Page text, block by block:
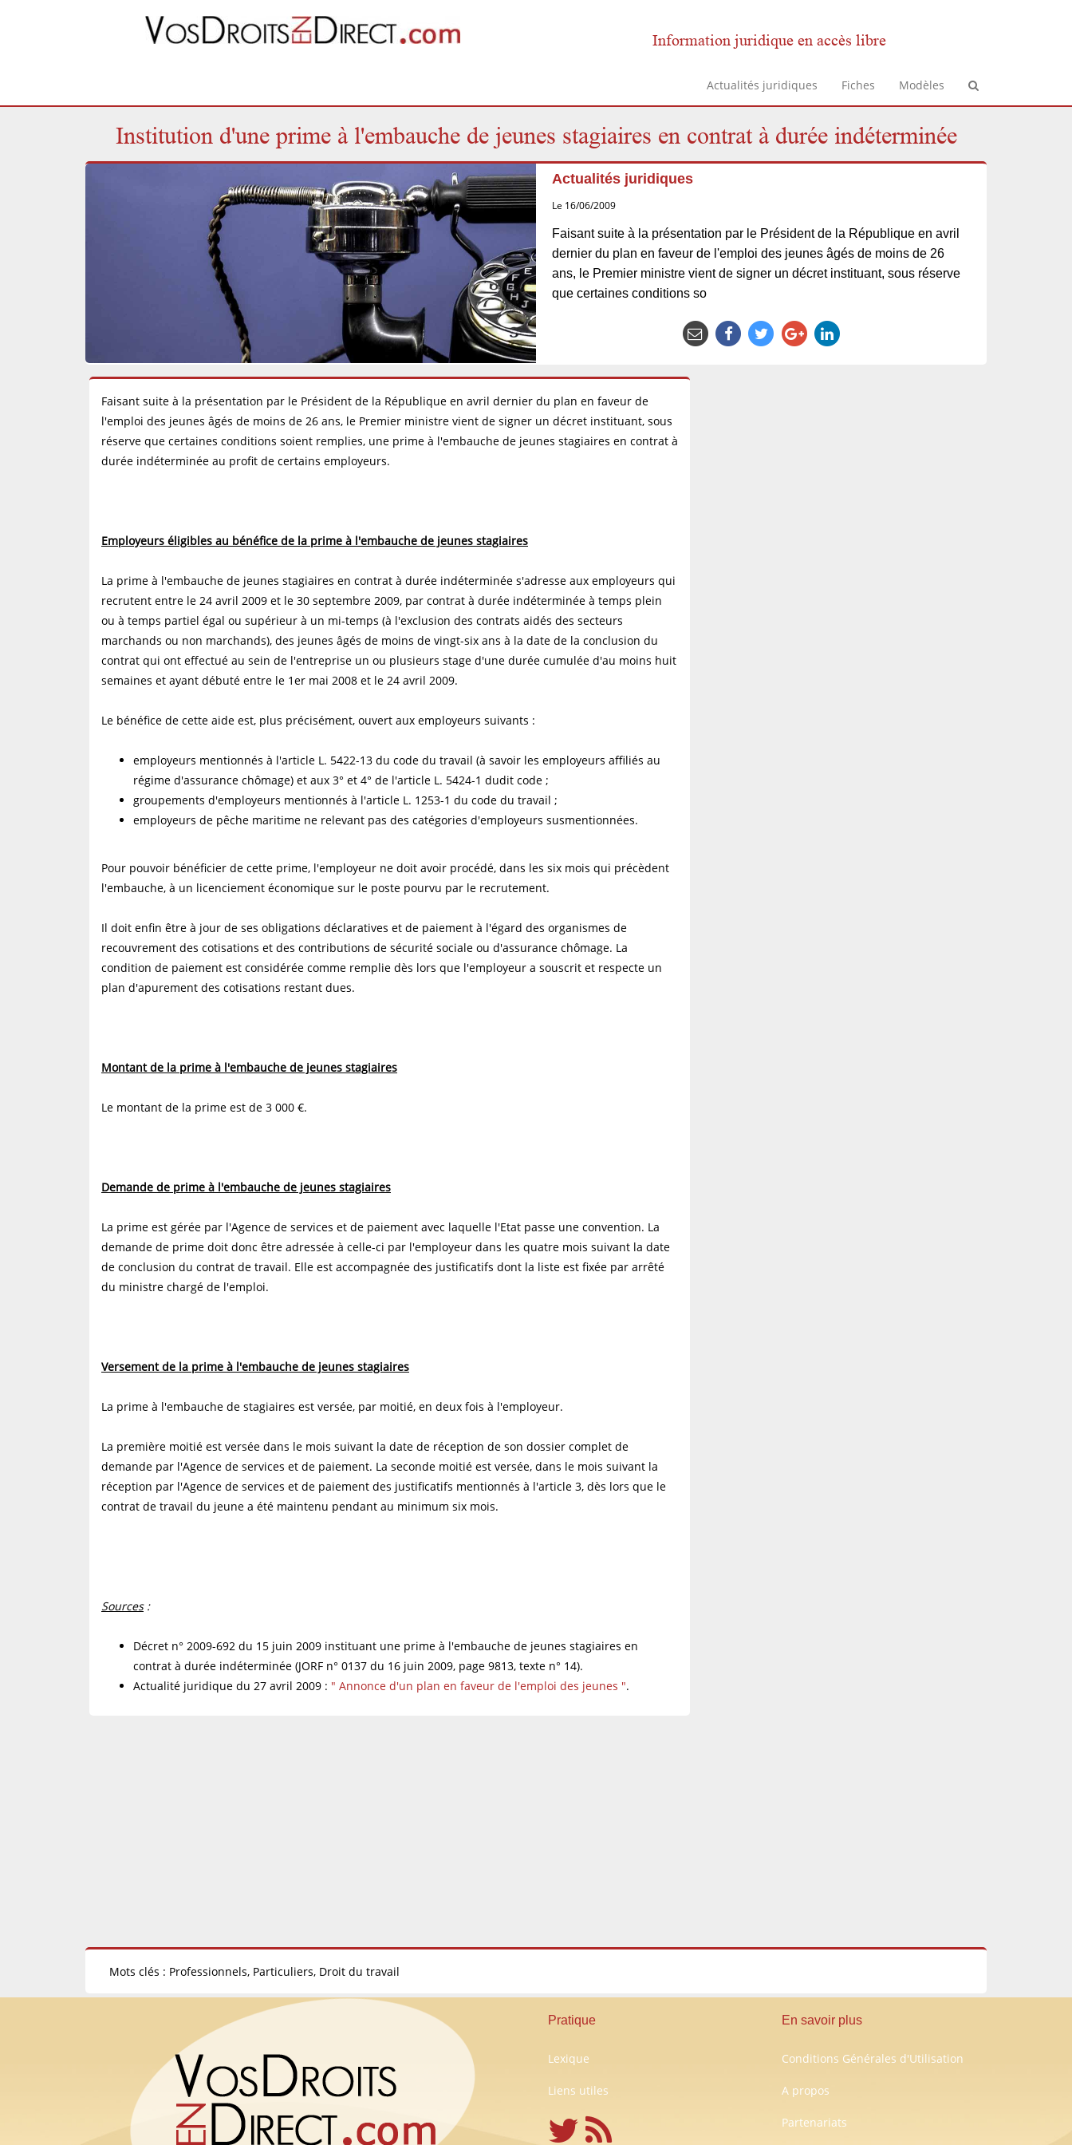
Information juridique en accès libre
Actualités juridiques Fiches Modèles
Institution d'une prime à l'embauche de jeunes stagiaires en contrat à durée indéterminée
Actualités juridiques
Le 16/06/2009
Faisant suite à la présentation par le Président de la République en avril
dernier du plan en faveur de l'emploi des jeunes âgés de moins de 26
ans, le Premier ministre vient de signer un décret instituant, sous réserve
que certaines conditions so
Faisant suite à la présentation par le Président de la République en avril dernier du plan en faveur de
l'emploi des jeunes âgés de moins de 26 ans, le Premier ministre vient de signer un décret instituant, sous
réserve que certaines conditions soient remplies, une prime à l'embauche de jeunes stagiaires en contrat à
durée indéterminée au profit de certains employeurs.
Employeurs éligibles au bénéfice de la prime à l'embauche de jeunes stagiaires
La prime à l'embauche de jeunes stagiaires en contrat à durée indéterminée s'adresse aux employeurs qui
recrutent entre le 24 avril 2009 et le 30 septembre 2009, par contrat à durée indéterminée à temps plein
ou à temps partiel égal ou supérieur à un mi-temps (à l'exclusion des contrats aidés des secteurs
marchands ou non marchands), des jeunes âgés de moins de vingt-six ans à la date de la conclusion du
contrat qui ont effectué au sein de l'entreprise un ou plusieurs stage d'une durée cumulée d'au moins huit
semaines et ayant débuté entre le 1er mai 2008 et le 24 avril 2009.
Le bénéfice de cette aide est, plus précisément, ouvert aux employeurs suivants :
employeurs mentionnés à l'article L. 5422-13 du code du travail (à savoir les employeurs affiliés au
régime d'assurance chômage) et aux 3° et 4° de l'article L. 5424-1 dudit code ;
groupements d'employeurs mentionnés à l'article L. 1253-1 du code du travail ;
employeurs de pêche maritime ne relevant pas des catégories d'employeurs susmentionnées.
Pour pouvoir bénéficier de cette prime, l'employeur ne doit avoir procédé, dans les six mois qui précèdent
l'embauche, à un licenciement économique sur le poste pourvu par le recrutement.
Il doit enfin être à jour de ses obligations déclaratives et de paiement à l'égard des organismes de
recouvrement des cotisations et des contributions de sécurité sociale ou d'assurance chômage. La
condition de paiement est considérée comme remplie dès lors que l'employeur a souscrit et respecte un
plan d'apurement des cotisations restant dues.
Montant de la prime à l'embauche de jeunes stagiaires
Le montant de la prime est de 3 000 €.
Demande de prime à l'embauche de jeunes stagiaires
La prime est gérée par l'Agence de services et de paiement avec laquelle l'Etat passe une convention. La
demande de prime doit donc être adressée à celle-ci par l'employeur dans les quatre mois suivant la date
de conclusion du contrat de travail. Elle est accompagnée des justificatifs dont la liste est fixée par arrêté
du ministre chargé de l'emploi.
Versement de la prime à l'embauche de jeunes stagiaires
La prime à l'embauche de stagiaires est versée, par moitié, en deux fois à l'employeur.
La première moitié est versée dans le mois suivant la date de réception de son dossier complet de
demande par l'Agence de services et de paiement. La seconde moitié est versée, dans le mois suivant la
réception par l'Agence de services et de paiement des justificatifs mentionnés à l'article 3, dès lors que le
contrat de travail du jeune a été maintenu pendant au minimum six mois.
Sources:
Décret n° 2009-692 du 15 juin 2009 instituant une prime à l'embauche de jeunes stagiaires en
contrat à durée indéterminée (JORF n° 0137 du 16 juin 2009, page 9813, texte n° 14).
Actualité juridique du 27 avril 2009 : " Annonce d'un plan en faveur de l'emploi des jeunes ".
Mots clés : Professionnels, Particuliers, Droit du travail
Pratique
Lexique
Liens utiles
En savoir plus
Conditions Générales d'Utilisation
A propos
Partenariats